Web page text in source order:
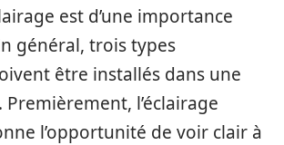
est d’une importance
général, trois types
être installés dans une
Premièrement, l’éclairage
l’opportunité de voir clair à